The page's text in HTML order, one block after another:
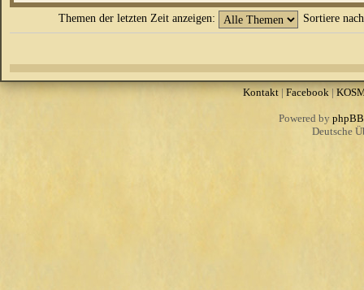
Themen der letzten Zeit anzeigen: Sortiere
Kontakt| Facebook|
Powered by phpBB
Deutsche